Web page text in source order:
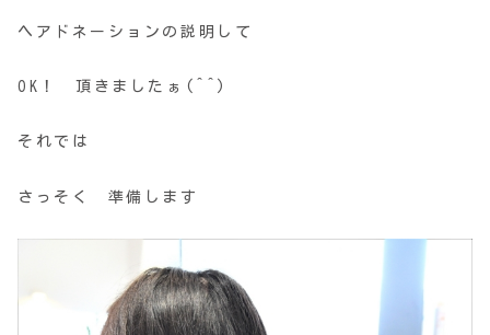
ヘアドネーションの説明して
OK！ 頂きましたぁ(^^)
それでは
さっそく 準備します